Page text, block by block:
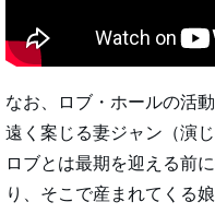
なお、ロブ・ホールの活
遠く案じる妻ジャン（演
ロブとは最期を迎える前
り、そこで産まれてくる